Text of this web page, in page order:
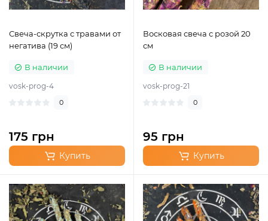
Свеча-скрутка с травами от
негатива (19 см)
В наличии
vosk-prog-4
0
175 грн
Купить
Восковая свеча с розой 20
см
В наличии
vosk-prog-21
0
95 грн
Купить